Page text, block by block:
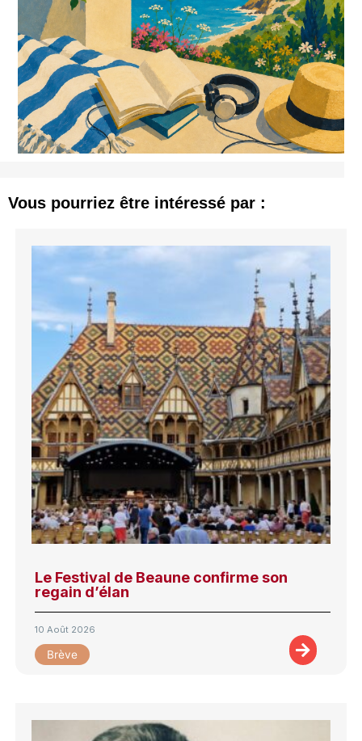
Vous pourriez être intéressé par :
Le Festival de Beaune confirme son
regain d’élan
10 Août 2026
Brève